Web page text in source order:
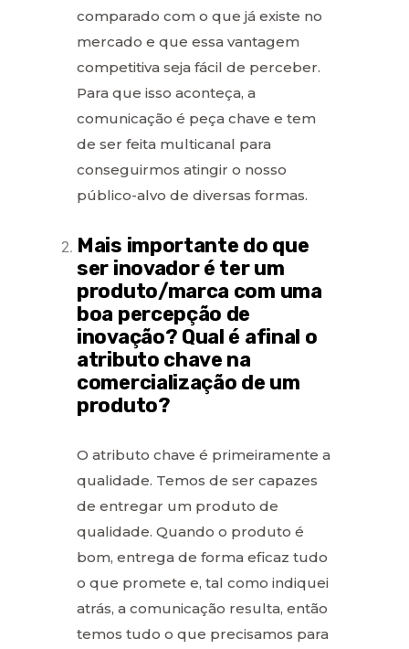
comparado com o que já existe no
mercado e que essa vantagem
competitiva seja fácil de perceber.
Para que isso aconteça, a
comunicação é peça chave e tem
de ser feita multicanal para
conseguirmos atingir o nosso
público-alvo de diversas formas.
Mais importante do que
ser inovador é ter um
produto/marca com uma
boa percepção de
inovação? Qual é afinal o
atributo chave na
comercialização de um
produto?
O atributo chave é primeiramente a
qualidade. Temos de ser capazes
de entregar um produto de
qualidade. Quando o produto é
bom, entrega de forma eficaz tudo
o que promete e, tal como indiquei
atrás, a comunicação resulta, então
temos tudo o que precisamos para